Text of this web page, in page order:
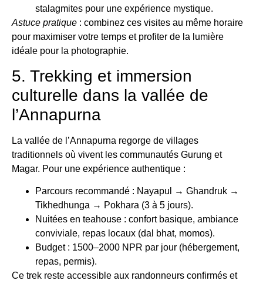
stalagmites pour une expérience mystique.
Astuce pratique : combinez ces visites au même horaire
pour maximiser votre temps et profiter de la lumière
idéale pour la photographie.
5. Trekking et immersion
culturelle dans la vallée de
l’Annapurna
La vallée de l’Annapurna regorge de villages
traditionnels où vivent les communautés Gurung et
Magar. Pour une expérience authentique :
Parcours recommandé : Nayapul → Ghandruk →
Tikhedhunga → Pokhara (3 à 5 jours).
Nuitées en teahouse : confort basique, ambiance
conviviale, repas locaux (dal bhat, momos).
Budget : 1500–2000 NPR par jour (hébergement,
repas, permis).
Ce trek reste accessible aux randonneurs confirmés et